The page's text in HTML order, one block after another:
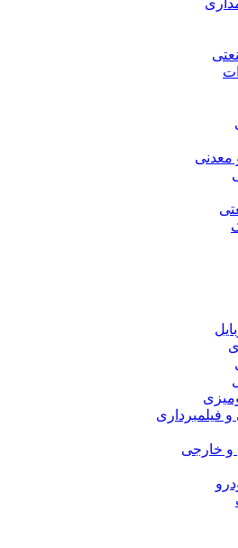
معدنی
فیلمبرداری
و خارجی